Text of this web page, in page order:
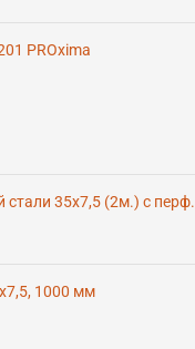
PROxima
стали 35х7,5 (2м.) с перф.
1000 мм